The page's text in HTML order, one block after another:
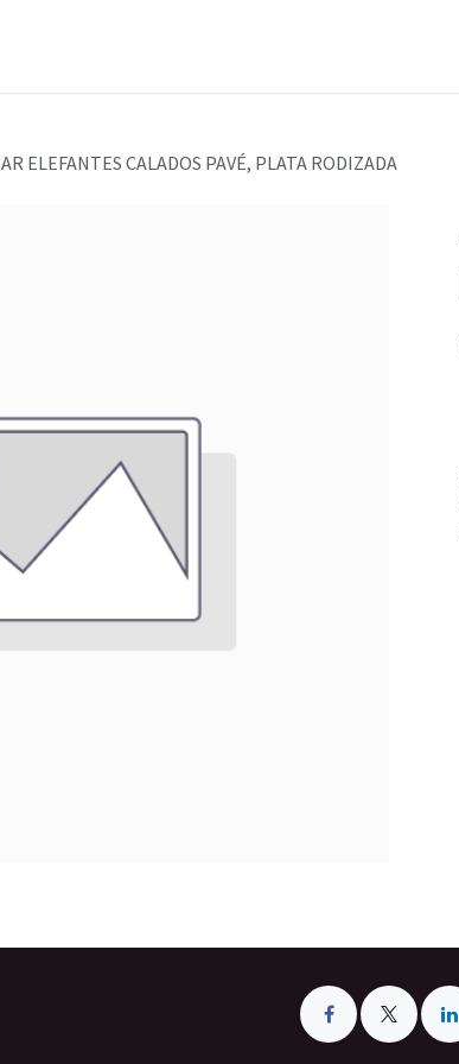
AR ELEFANTES CALADOS PAVÉ, PLATA RODIZADA